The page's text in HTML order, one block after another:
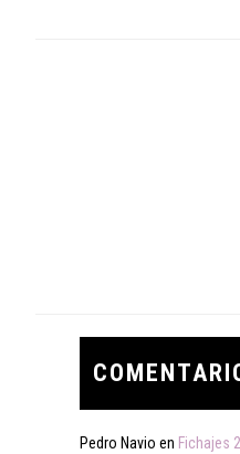
Pedro Navio en Fichajes